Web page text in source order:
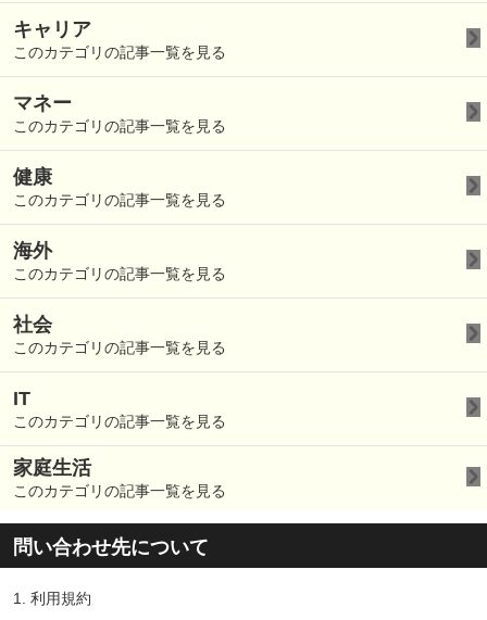
キャリア
このカテゴリの記事一覧を見る
マネー
このカテゴリの記事一覧を見る
健康
このカテゴリの記事一覧を見る
海外
このカテゴリの記事一覧を見る
社会
このカテゴリの記事一覧を見る
IT
このカテゴリの記事一覧を見る
家庭生活
このカテゴリの記事一覧を見る
問い合わせ先について
1. 利用規約